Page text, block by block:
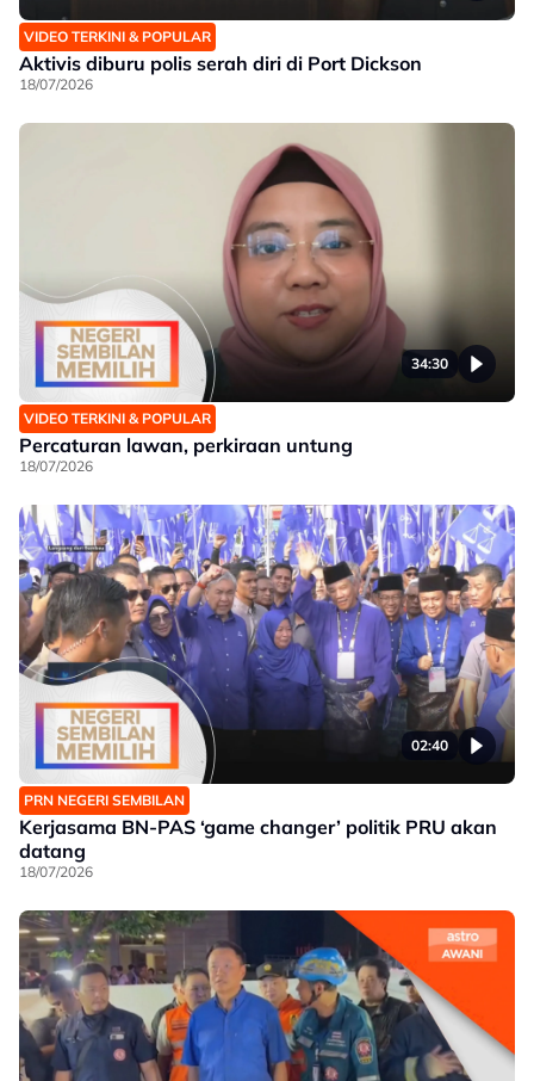
VIDEO TERKINI & POPULAR
Aktivis diburu polis serah diri di Port Dickson
18/07/2026
34:30
VIDEO TERKINI & POPULAR
Percaturan lawan, perkiraan untung
18/07/2026
02:40
PRN NEGERI SEMBILAN
Kerjasama BN-PAS ‘game changer’ politik PRU akan
datang
18/07/2026